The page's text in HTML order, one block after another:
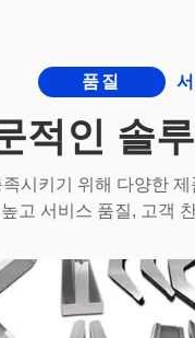
품질
적인 솔
시키기 위해 다양한
고 서비스 품질, 고객